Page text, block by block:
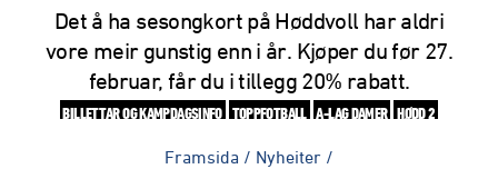
Det å ha sesongkort på Høddvoll har aldri
vore meir gunstig enn i år. Kjøper du før 27.
februar, får du i tillegg 20% rabatt.
BILLETTAR OG KAMPDAGSINFO TOPPFOTBALL A-LAG DAMER HØDD 2
Framsida / Nyheiter /